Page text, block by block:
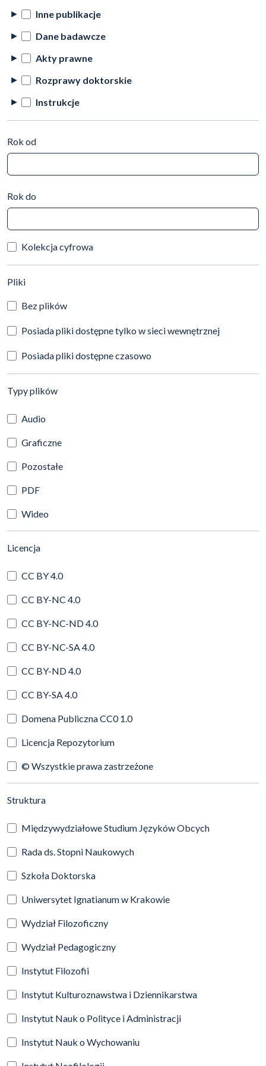
Inne publikacje
Dane badawcze
Akty prawne
Rozprawy doktorskie
Instrukcje
Rok od
Rok do
Kolekcja cyfrowa
Pliki(automatyczne przeładowanie treści)
Bez plików
Posiada pliki dostępne tylko w sieci wewnętrznej
Posiada pliki dostępne czasowo
Typy plików(automatyczne przeładowanie treści)
Audio
Graficzne
Pozostałe
PDF
Wideo
Licencja(automatyczne przeładowanie treści)
CC BY 4.0
CC BY-NC 4.0
CC BY-NC-ND 4.0
CC BY-NC-SA 4.0
CC BY-ND 4.0
CC BY-SA 4.0
Domena Publiczna CC0 1.0
Licencja Repozytorium
© Wszystkie prawa zastrzeżone
Struktura(automatyczne przeładowanie treści)
Międzywydziałowe Studium Języków Obcych
Rada ds. Stopni Naukowych
Szkoła Doktorska
Uniwersytet Ignatianum w Krakowie
Wydział Filozoficzny
Wydział Pedagogiczny
Instytut Filozofii
Instytut Kulturoznawstwa i Dziennikarstwa
Instytut Nauk o Polityce i Administracji
Instytut Nauk o Wychowaniu